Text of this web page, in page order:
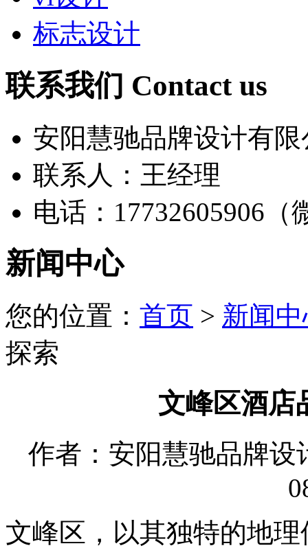
标志设计
联系我们 Contact us
安阳慧驰品牌设计有限
联系人：王经理
电话：17732605906（
新闻中心
您的位置： 首页 > 新闻
探索
文峰区酒店
作者：安阳慧驰品牌设
文峰区，以其独特的地